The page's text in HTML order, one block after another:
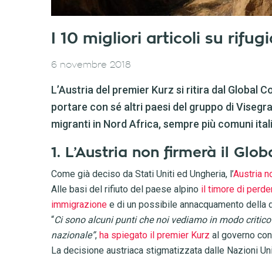
I 10 migliori articoli su
6 novembre 2018
L’Austria del premier Kurz si ritira dal Global
portare con sé altri paesi del gruppo di
migranti in Nord Africa, sempre più comuni
1. L’Austria non firmerà il
Come già deciso da Stati Uniti ed Ungheria, l’Austria
Alle basi del rifiuto del paese alpino il timore di
immigrazione e di un possibile annacquamento
“Ci sono alcuni punti che noi vediamo in modo
nazionale”, ha spiegato il premier Kurz al governo
La decisione austriaca stigmatizzata dalle Nazioni